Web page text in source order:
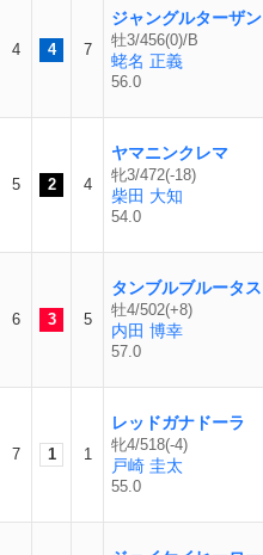
4 4 7
ジャングルターザン
牡3/456(0)/B
蛯名 正義
56.0
5 2 4
ヤマニンクレマ
牝3/472(-18)
柴田 大知
54.0
6 3 5
タンブルブルータス
牡4/502(+8)
内田 博幸
57.0
7 1 1
レッドガナドーラ
牝4/518(-4)
戸崎 圭太
55.0